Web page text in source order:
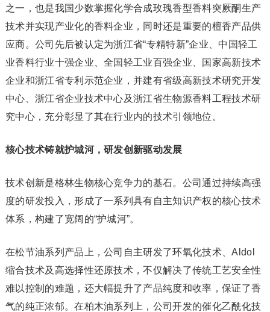
之一，也是我国少数掌握化学合成玫瑰香型香料突厥酮生产
技术并实现产业化的香料企业，同时还是重要的檀香产品供
应商。公司先后被认定为浙江省“专精特新”企业、中国轻工
业香料行业十强企业、全国轻工业百强企业、国家高新技术
企业和浙江省专利示范企业，并建有省级高新技术研究开发
中心、浙江省企业技术中心及浙江省生物源香料工程技术研
究中心，充分彰显了其在行业内的技术引领地位。
核心技术铸就护城河，研发创新驱动发展
技术创新是格林生物核心竞争力的基石。公司通过持续高强
度的研发投入，形成了一系列具有自主知识产权的核心技术
体系，构建了宽阔的“护城河”。
在松节油系列产品上，公司自主研发了环氧化技术、Aldol
缩合技术及高选择性还原技术，不仅解决了传统工艺安全性
难以控制的难题，还大幅提升了产品纯度和收率，保证了香
气的纯正浓郁。在柏木油系列上，公司开发的催化乙酰化技